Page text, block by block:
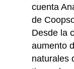
cuenta
de
Desde la
aumento
naturales